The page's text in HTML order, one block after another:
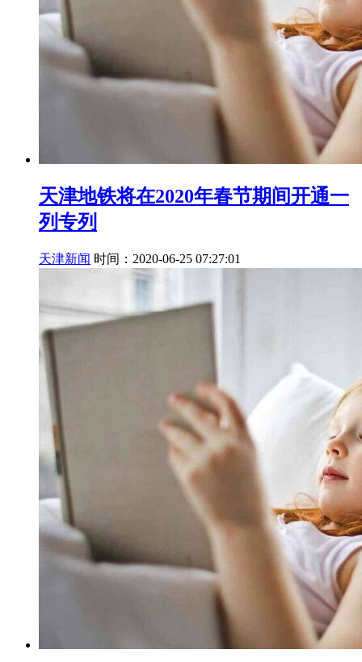
天津地铁将在2020年春节期间开通一
列专列
天津新闻 时间：2020-06-25 07:27:01